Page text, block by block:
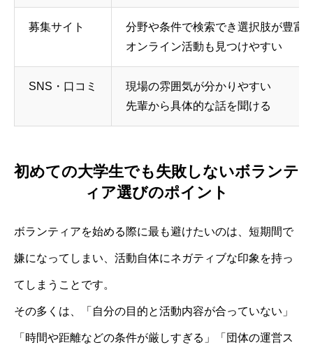
募集サイト
分野や条件で検索でき選択肢が豊富
オンライン活動も見つけやすい
SNS・口コミ
現場の雰囲気が分かりやすい
先輩から具体的な話を聞ける
初めての大学生でも失敗しないボランテ
ィア選びのポイント
ボランティアを始める際に最も避けたいのは、短期間で
嫌になってしまい、活動自体にネガティブな印象を持っ
てしまうことです。
その多くは、「自分の目的と活動内容が合っていない」
「時間や距離などの条件が厳しすぎる」「団体の運営ス